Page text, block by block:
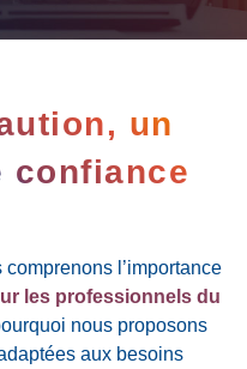
un
confiance
comprenons l’importance
les professionnels du
nous proposons
aux besoins